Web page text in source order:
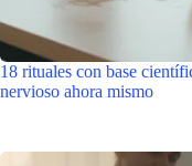
18 rituales con base
nervioso ahora mismo